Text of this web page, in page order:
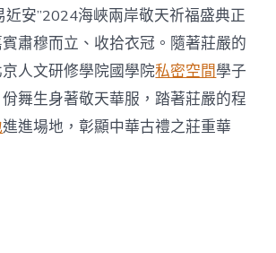
近安”2024海峽兩岸敬天祈福盛典正
肅穆而立、收拾衣冠。隨著莊嚴的
人文研修學院國學院私密空間學子
舞生身著敬天華服，踏著莊嚴的程
進進場地，彰顯中華古禮之莊重華